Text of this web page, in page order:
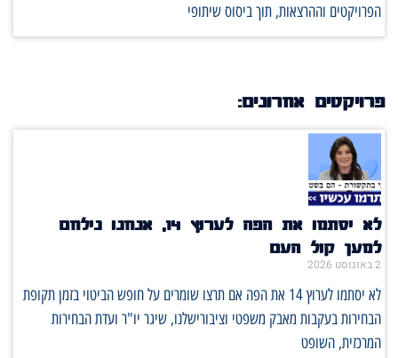
הפרויקטים וההרצאות, תוך ביסוס שיתופי
פרויקטים אחרונים:
לא יסתמו את הפה לערוץ 14, אנחנו נילחם
למען קול העם
2 באוגוסט 2026
לא יסתמו לערוץ 14 את הפה אם תרצו שומרים על חופש הביטוי בזמן תקופת
הבחירות בעקבות מאבק משפטי וציבורישלנו, שיגר יו"ר ועדת הבחירות
המרכזית, השופט